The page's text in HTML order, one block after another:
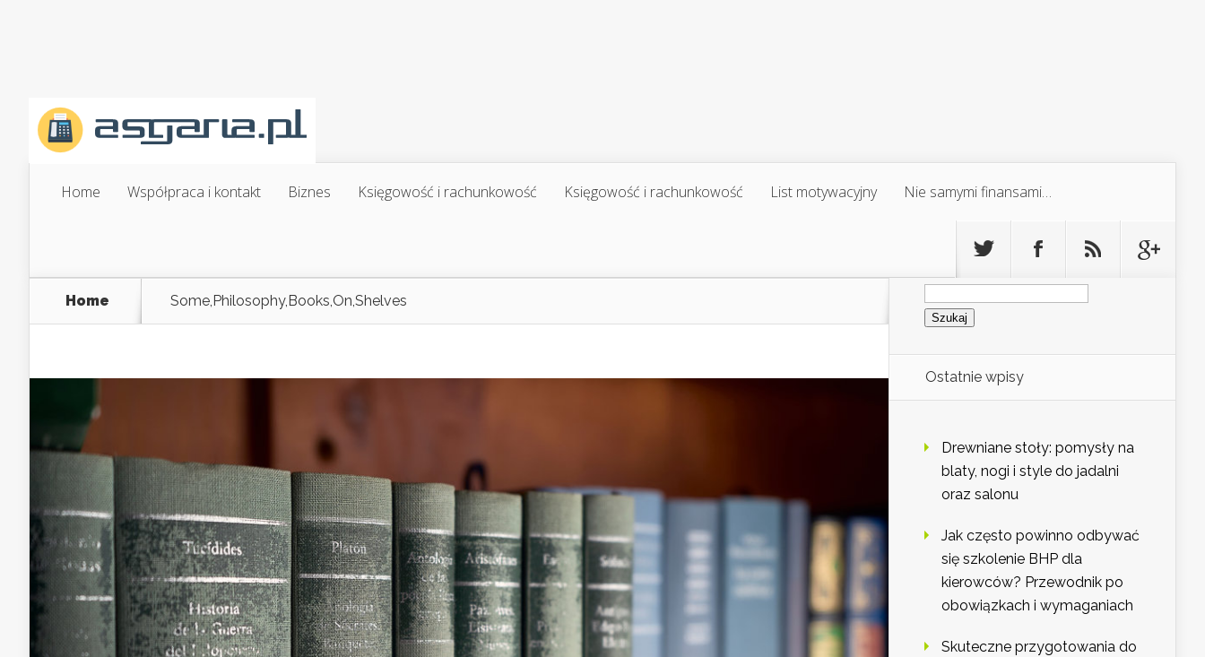
Home Współpraca i kontakt Biznes Księgowość i rachunkowość Księgowość i rachunkowość List motywacyjny Nie samymi finansami…
Home Some,Philosophy,Books,On,Shelves
Szukaj:
Ostatnie wpisy
Drewniane stoły: pomysły na
blaty, nogi i style do jadalni
oraz salonu
Jak często powinno odbywać
się szkolenie BHP dla
kierowców? Przewodnik po
obowiązkach i wymaganiach
Skuteczne przygotowania do